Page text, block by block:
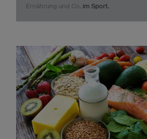
Ernährung und Co. im Sport.